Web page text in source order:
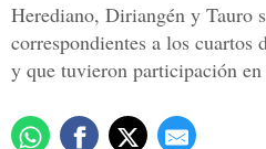
Herediano, Diriangén y Tauro
correspondientes a los
y que tuvieron participación en